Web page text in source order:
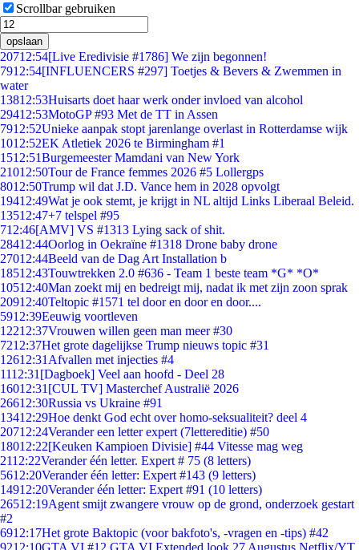
Scrollbar gebruiken
opslaan
20712:54[Live Eredivisie #1786] We zijn begonnen!
7912:54[INFLUENCERS #297] Toetjes & Bevers & Zwemmen in
water
13812:53Huisarts doet haar werk onder invloed van alcohol
29412:53MotoGP #93 Met de TT in Assen
7912:52Unieke aanpak stopt jarenlange overlast in Rotterdamse wijk
1012:52EK Atletiek 2026 te Birmingham #1
1512:51Burgemeester Mamdani van New York
21012:50Tour de France femmes 2026 #5 Lollergps
8012:50Trump wil dat J.D. Vance hem in 2028 opvolgt
19412:49Wat je ook stemt, je krijgt in NL altijd Links Liberaal Beleid.
13512:47+7 telspel #95
712:46[AMV] VS #1313 Lying sack of shit.
28412:44Oorlog in Oekraïne #1318 Drone baby drone
27012:44Beeld van de Dag Art Installation b
18512:43Touwtrekken 2.0 #636 - Team 1 beste team *G* *O*
10512:40Man zoekt mij en bedreigt mij, nadat ik met zijn zoon sprak
20912:40Teltopic #1571 tel door en door en door....
5912:39Eeuwig voortleven
12212:37Vrouwen willen geen man meer #30
7212:37Het grote dagelijkse Trump nieuws topic #31
12612:31 Afvallen met injecties #4
1112:31 [Dagboek] Veel aan hoofd - Deel 28
16012:31 [CUL TV] Masterchef Australië 2026
26612:30Russia vs Ukraine #91
13412:29Hoe denkt God echt over homo-seksualiteit? deel 4
20712:24Verander een letter expert (7lettereditie) #50
18012:22[Keuken Kampioen Divisie] #44 Vitesse mag weg
2112:22Verander één letter. Expert # 75 (8 letters)
5612:20Verander één letter: Expert #143 (9 letters)
14912:20Verander één letter: Expert #91 (10 letters)
26512:19Agent smijt zwangere vrouw op de grond, onderzoek gestart
#2
6912:17Het grote Baktopic (voor bakfoto's, -vragen en -tips) #42
9212:10GTA VI #12 GTA VI Extended look 27 Augustus Netflix/YT